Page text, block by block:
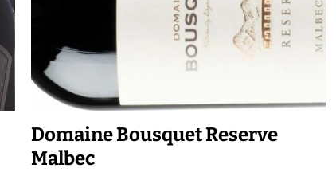
Domaine Bousquet Reserve
Malbec